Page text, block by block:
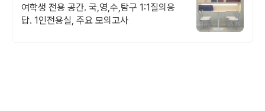
여학생 전용 공간. 국,영,수,탐구 1:1질의응
답. 1인전용실, 주요 모의고사